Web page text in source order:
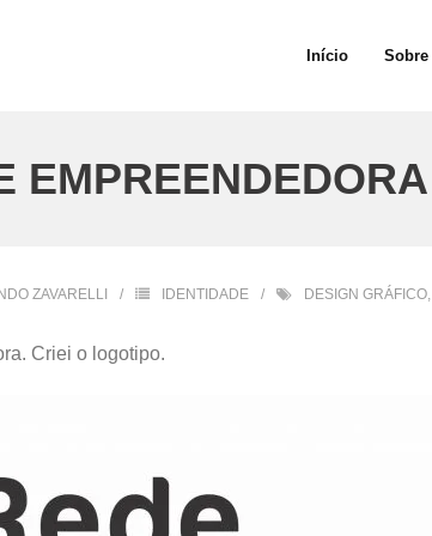
Início Sobre
EMPREENDEDORA
ZAVARELLI IDENTIDADE DESIGN GRÁFICO,
Criei o logotipo.